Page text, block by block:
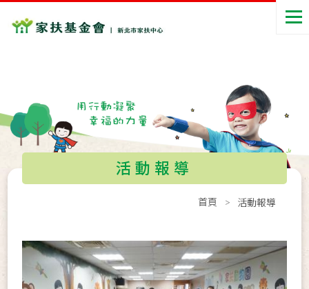
活動報導
首頁 活動報導